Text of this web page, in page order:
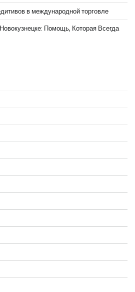
в международной торговле
Помощь, Которая Всегда